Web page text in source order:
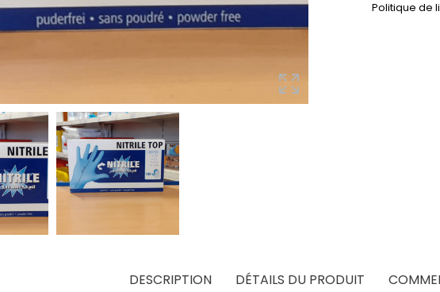
Politique de
DESCRIPTION DÉTAILS DU PRODUIT